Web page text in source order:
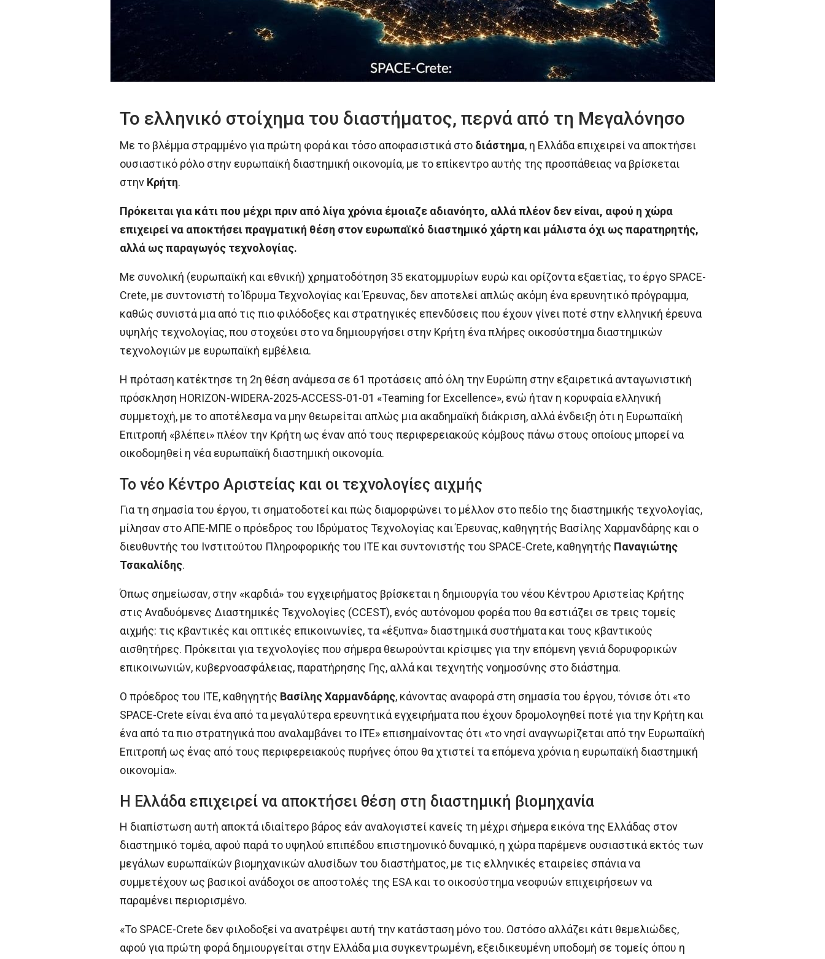
Το ελληνικό στοίχημα του διαστήματος, περνά από τη Μεγαλόνησο
Με το βλέμμα στραμμένο για πρώτη φορά και τόσο αποφασιστικά στο διάστημα, η Ελλάδα επιχειρεί να αποκτήσει
ουσιαστικό ρόλο στην ευρωπαϊκή διαστημική οικονομία, με το επίκεντρο αυτής της προσπάθειας να βρίσκεται
στην Κρήτη.
Πρόκειται για κάτι που μέχρι πριν από λίγα χρόνια έμοιαζε αδιανόητο, αλλά πλέον δεν είναι, αφού η χώρα
επιχειρεί να αποκτήσει πραγματική θέση στον ευρωπαϊκό διαστημικό χάρτη και μάλιστα όχι ως παρατηρητής,
αλλά ως παραγωγός τεχνολογίας.
Με συνολική (ευρωπαϊκή και εθνική) χρηματοδότηση 35 εκατομμυρίων ευρώ και ορίζοντα εξαετίας, το έργο SPACE-
Crete, με συντονιστή το Ίδρυμα Τεχνολογίας και Έρευνας, δεν αποτελεί απλώς ακόμη ένα ερευνητικό πρόγραμμα,
καθώς συνιστά μια από τις πιο φιλόδοξες και στρατηγικές επενδύσεις που έχουν γίνει ποτέ στην ελληνική έρευνα
υψηλής τεχνολογίας, που στοχεύει στο να δημιουργήσει στην Κρήτη ένα πλήρες οικοσύστημα διαστημικών
τεχνολογιών με ευρωπαϊκή εμβέλεια.
Η πρόταση κατέκτησε τη 2η θέση ανάμεσα σε 61 προτάσεις από όλη την Ευρώπη στην εξαιρετικά ανταγωνιστική
πρόσκληση HORIZON-WIDERA-2025-ACCESS-01-01 «Teaming for Excellence», ενώ ήταν η κορυφαία ελληνική
συμμετοχή, με το αποτέλεσμα να μην θεωρείται απλώς μια ακαδημαϊκή διάκριση, αλλά ένδειξη ότι η Ευρωπαϊκή
Επιτροπή «βλέπει» πλέον την Κρήτη ως έναν από τους περιφερειακούς κόμβους πάνω στους οποίους μπορεί να
οικοδομηθεί η νέα ευρωπαϊκή διαστημική οικονομία.
Το νέο Κέντρο Αριστείας και οι τεχνολογίες αιχμής
Για τη σημασία του έργου, τι σηματοδοτεί και πώς διαμορφώνει το μέλλον στο πεδίο της διαστημικής τεχνολογίας,
μίλησαν στο ΑΠΕ-ΜΠΕ ο πρόεδρος του Ιδρύματος Τεχνολογίας και Έρευνας, καθηγητής Βασίλης Χαρμανδάρης και ο
διευθυντής του Ινστιτούτου Πληροφορικής του ΙΤΕ και συντονιστής του SPACE-Crete, καθηγητής Παναγιώτης
Τσακαλίδης.
Όπως σημείωσαν, στην «καρδιά» του εγχειρήματος βρίσκεται η δημιουργία του νέου Κέντρου Αριστείας Κρήτης
στις Αναδυόμενες Διαστημικές Τεχνολογίες (CCEST), ενός αυτόνομου φορέα που θα εστιάζει σε τρεις τομείς
αιχμής: τις κβαντικές και οπτικές επικοινωνίες, τα «έξυπνα» διαστημικά συστήματα και τους κβαντικούς
αισθητήρες. Πρόκειται για τεχνολογίες που σήμερα θεωρούνται κρίσιμες για την επόμενη γενιά δορυφορικών
επικοινωνιών, κυβερνοασφάλειας, παρατήρησης Γης, αλλά και τεχνητής νοημοσύνης στο διάστημα.
Ο πρόεδρος του ΙΤΕ, καθηγητής Βασίλης Χαρμανδάρης, κάνοντας αναφορά στη σημασία του έργου, τόνισε ότι «το
SPACE-Crete είναι ένα από τα μεγαλύτερα ερευνητικά εγχειρήματα που έχουν δρομολογηθεί ποτέ για την Κρήτη και
ένα από τα πιο στρατηγικά που αναλαμβάνει το ΙΤΕ» επισημαίνοντας ότι «το νησί αναγνωρίζεται από την Ευρωπαϊκή
Επιτροπή ως ένας από τους περιφερειακούς πυρήνες όπου θα χτιστεί τα επόμενα χρόνια η ευρωπαϊκή διαστημική
οικονομία».
Η Ελλάδα επιχειρεί να αποκτήσει θέση στη διαστημική βιομηχανία
Η διαπίστωση αυτή αποκτά ιδιαίτερο βάρος εάν αναλογιστεί κανείς τη μέχρι σήμερα εικόνα της Ελλάδας στον
διαστημικό τομέα, αφού παρά το υψηλού επιπέδου επιστημονικό δυναμικό, η χώρα παρέμενε ουσιαστικά εκτός των
μεγάλων ευρωπαϊκών βιομηχανικών αλυσίδων του διαστήματος, με τις ελληνικές εταιρείες σπάνια να
συμμετέχουν ως βασικοί ανάδοχοι σε αποστολές της ESA και το οικοσύστημα νεοφυών επιχειρήσεων να
παραμένει περιορισμένο.
«Το SPACE-Crete δεν φιλοδοξεί να ανατρέψει αυτή την κατάσταση μόνο του. Ωστόσο αλλάζει κάτι θεμελιώδες,
αφού για πρώτη φορά δημιουργείται στην Ελλάδα μια συγκεντρωμένη, εξειδικευμένη υποδομή σε τομείς όπου η